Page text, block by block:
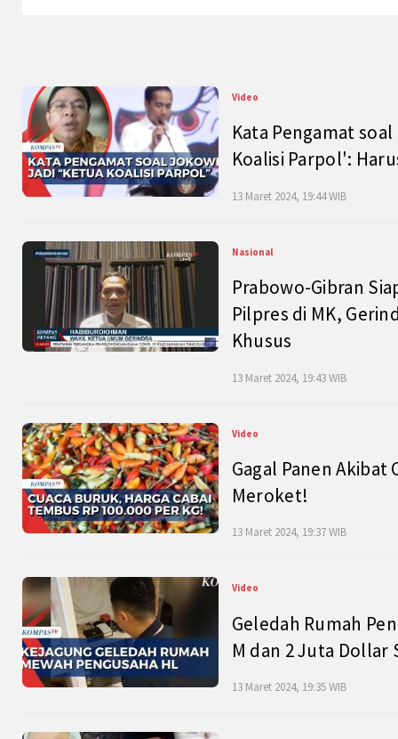
Video
Kata Pengamat
Koalisi Parpol':
13 Maret 2024, 19:44 WIB
Nasional
Prabowo-Gibran
Pilpres di MK,
Khusus
13 Maret 2024, 19:43 WIB
Video
Gagal Panen Akibat
Meroket!
13 Maret 2024, 19:37 WIB
Video
Geledah Rumah
M dan 2 Juta Dollar
13 Maret 2024, 19:35 WIB